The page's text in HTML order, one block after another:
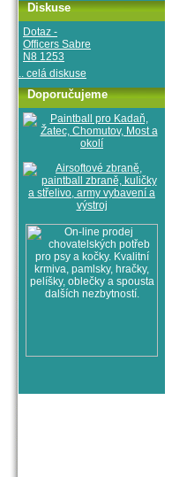
Diskuse
Dotaz -
Officers Sabre
N8 1253
.. celá diskuse
Doporučujeme